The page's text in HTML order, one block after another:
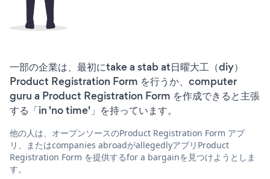
一部の企業は、最初にtake a stab at日曜大工（diy）
Product Registration Form を行うか、computer
guru a Product Registration Form を作成できると主張
する「in 'no time'」を持っています。
他の人は、オープンソースのProduct Registration Form アプ
リ、またはcompanies abroadがallegedlyアプリProduct
Registration Form を提供するfor a bargainを見つけようとしま
す。